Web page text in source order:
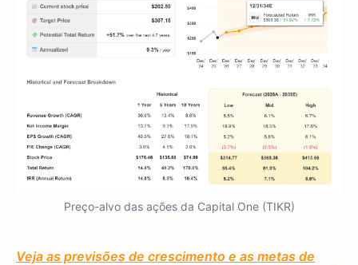
Preço-alvo das ações da Capital One (TIKR)
Veja as previsões de crescimento e as metas de